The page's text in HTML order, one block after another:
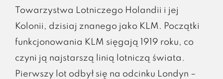
Towarzystwa Lotniczego Holandii i jej
Kolonii, dzisiaj znanego jako KLM. Początki
funkcjonowania KLM sięgają 1919 roku, co
czyni ją najstarszą linią lotniczą świata.
Pierwszy lot odbył się na odcinku Londyn –